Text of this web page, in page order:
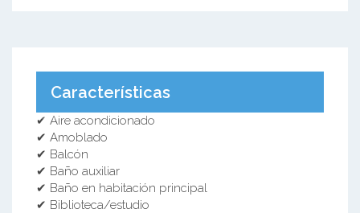
Características
✔ Aire acondicionado
✔ Amoblado
✔ Balcón
✔ Baño auxiliar
✔ Baño en habitación principal
✔ Biblioteca/estudio